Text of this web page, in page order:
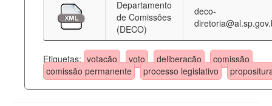
Departamento
de Comissões
(DECO)
deco-
Etiquetas: votação voto deliberação
comissão
comissão permanente
processo legislativo